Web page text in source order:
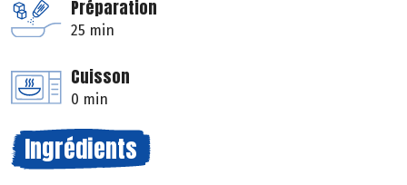
Préparation
25 min
Cuisson
0 min
Ingrédients